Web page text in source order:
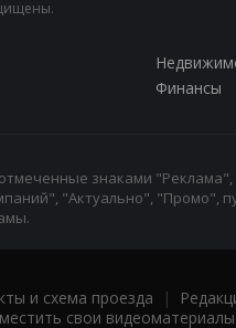
Финансы
знаками "Реклама",
"Актуально", "Промо",
и схема проезда |
свои видеоматериалы